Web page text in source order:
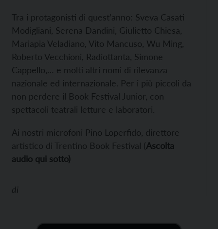
Tra i protagonisti di quest’anno: Sveva Casati
Modigliani, Serena Dandini, Giulietto Chiesa,
Mariapia Veladiano, Vito Mancuso, Wu Ming,
Roberto Vecchioni, Radiottanta, Simone
Cappello,… e molti altri nomi di rilevanza
nazionale ed internazionale. Per i più piccoli da
non perdere il Book Festival Junior, con
spettacoli teatrali letture e laboratori.
Ai nostri microfoni Pino Loperfido, direttore
artistico di Trentino Book Festival (Ascolta
audio qui sotto)
di